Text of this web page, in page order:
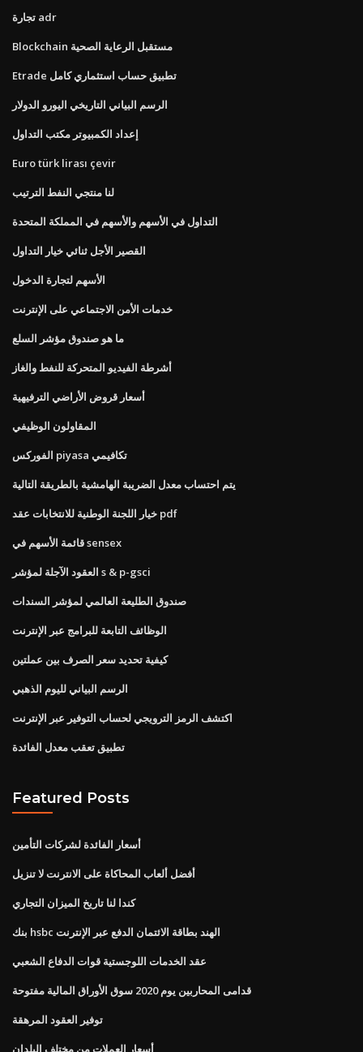
تجارة adr
Blockchain مستقبل الرعاية الصحية
Etrade تطبيق حساب استثماري كامل
الرسم البياني التاريخي اليورو الدولار
إعداد الكمبيوتر مكتب التداول
Euro türk lirası çevir
لنا منتجي النفط الترتيب
التداول في الأسهم والأسهم في المملكة المتحدة
القصير الأجل ثنائي خيار التداول
الأسهم لتجارة الدخول
خدمات الأمن الاجتماعي على الإنترنت
ما هو صندوق مؤشر السلع
أشرطة الفيديو المتحركة للنفط والغاز
أسعار قروض الأراضي الترفيهية
المقاولون الوظيفي
الفوركس piyasa تكافيمي
يتم احتساب معدل الضريبة الهامشية بالطريقة التالية
خيار اللجنة الوطنية للانتخابات عقد pdf
قائمة الأسهم في sensex
العقود الآجلة لمؤشر s & p-gsci
صندوق الطليعة العالمي لمؤشر السندات
الوظائف التابعة للبرامج عبر الإنترنت
كيفية تحديد سعر الصرف بين عملتين
الرسم البياني لليوم الذهبي
اكتشف الرمز الترويجي لحساب التوفير عبر الإنترنت
تطبيق تعقب معدل الفائدة
Featured Posts
أسعار الفائدة لشركات التأمين
أفضل ألعاب المحاكاة على الانترنت لا تنزيل
كندا لنا تاريخ الميزان التجاري
بنك hsbc الهند بطاقة الائتمان الدفع عبر الإنترنت
عقد الخدمات اللوجستية قوات الدفاع الشعبي
قدامى المحاربين يوم 2020 سوق الأوراق المالية مفتوحة
توفير العقود المرهقة
أسعار العملات من مختلف البلدان